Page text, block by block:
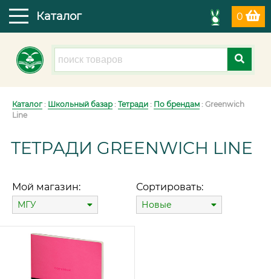
0
Каталог
Каталог: Школьный базар : Тетради : По брендам : Greenwich
Line
ТЕТРАДИ GREENWICH LINE
Мой магазин:
МГУ
Сортировать:
Новые